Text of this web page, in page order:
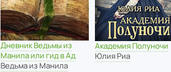
Дневник Ведьмы из
Манила или гид в Ад
Ведьма из Манила
Академия Полуночи
Юлия Риа